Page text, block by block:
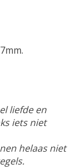
liefde en
iets niet
helaas niet